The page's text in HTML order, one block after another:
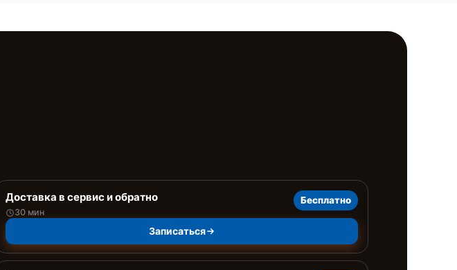
Доставка в сервис и обратно
30 мин
Бесплатно
Записаться